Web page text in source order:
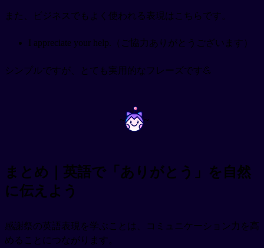
また、ビジネスでもよく使われる表現はこちらです。
I appreciate your help.（ご協力ありがとうございます）
シンプルですが、とても実用的なフレーズです💪
~ ~
まとめ｜英語で「ありがとう」を自然
に伝えよう
感謝祭の英語表現を学ぶことは、コミュニケーション力を高
めることにつながります。